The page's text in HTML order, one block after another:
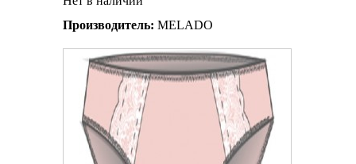
Производитель: MELADO